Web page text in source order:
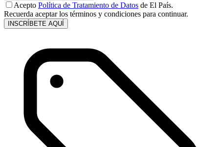
Acepto Política de Tratamiento de Datos de El País.
Recuerda aceptar los términos y condiciones para continuar.
INSCRÍBETE AQUÍ